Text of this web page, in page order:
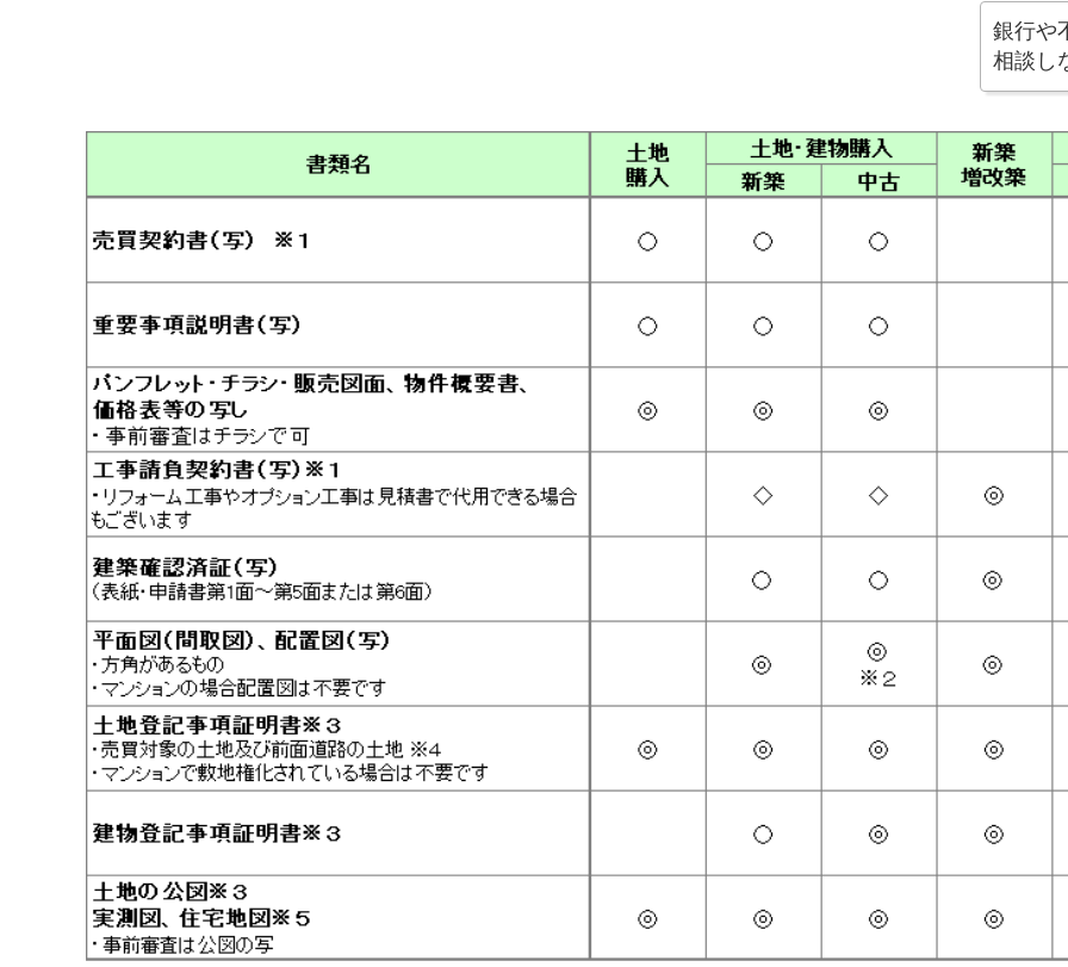
銀行や
相談し